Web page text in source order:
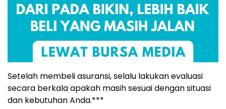
Setelah membeli asuransi, selalu lakukan evaluasi
secara berkala apakah masih sesuai dengan situasi
dan kebutuhan Anda.***